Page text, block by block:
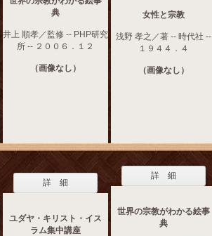
典
井上 順孝／監修 -- PHP研究
所 -- ２００６．１２
（画像なし）
女性と宗教
浅野 孝之／著 -- 時代社 --
１９４４．４
（画像なし）
詳 細
ユダヤ・キリスト・イス
ラム集中講座
詳 細
世界の宗教がわかる絵事
典